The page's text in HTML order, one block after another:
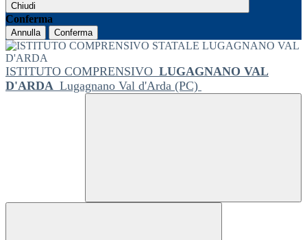
Chiudi
Conferma
Annulla Conferma
ISTITUTO COMPRENSIVO LUGAGNANO VAL
D'ARDA Lugagnano Val d'Arda (PC)